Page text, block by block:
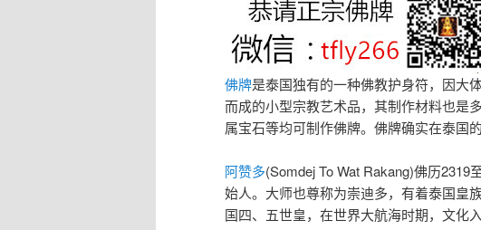
佛牌是泰国独有的一种佛教护身符，因大
而成的小型宗教艺术品，其制作材料也是
属宝石等均可制作佛牌。佛牌确实在泰国
阿赞多(Somdej To Wat Rakang)佛历2319
始人。大师也尊称为崇迪多，有着泰国皇
国四、五世皇，在世界大航海时期，文化